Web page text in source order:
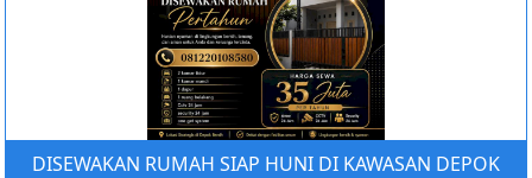
DISEWAKAN RUMAH SIAP HUNI DI KAWASAN DEPOK